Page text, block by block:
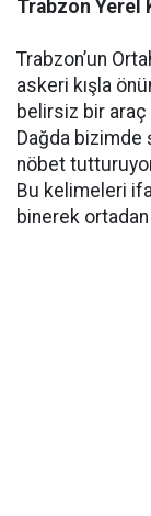
Trabzon Yerel
Trabzon’un
askeri kışla
belirsiz bir araç
Dağda bizimde
nöbet
Bu kelimeleri
binerek